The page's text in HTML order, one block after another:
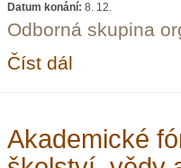
Datum konání: 8. 12.
Odborná skupina
Číst dál
Akademické